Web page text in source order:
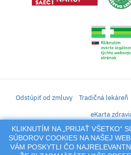
KLIKNUTÍM NA „PRIJAŤ VŠETKO“
SÚBOROV COOKIES NA NAŠEJ
VÁM POSKYTLI ČO
Odstúpiť od zmluvy Tradičná lekáreň
eKarta
iLekáreň – Zásielkový predaj liekov,
liečivým účinkom a kozmetiky.
Na tento portál sa vzťahujú autorské práva